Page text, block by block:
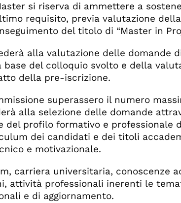
si riserva di ammettere a
requisito, previa valutazione
del titolo di “Master in
alla valutazione delle domande
del colloquio svolto e della
della pre-iscrizione.
superassero il numero
alla selezione delle domande
del profilo formativo e professionale
dei candidati e dei titoli
e motivazionale.
carriera universitaria, conoscenze
attività professionali inerenti le
e di aggiornamento.